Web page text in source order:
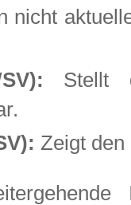
nicht
Stellt
Zeigt den